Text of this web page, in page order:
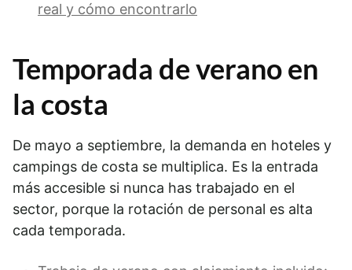
real y cómo encontrarlo
Temporada de verano en
la costa
De mayo a septiembre, la demanda en hoteles y
campings de costa se multiplica. Es la entrada
más accesible si nunca has trabajado en el
sector, porque la rotación de personal es alta
cada temporada.